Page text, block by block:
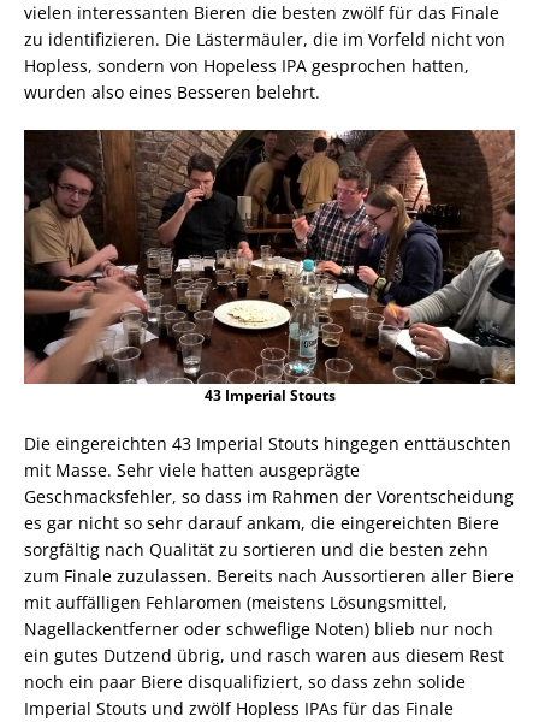
vielen interessanten Bieren die besten zwölf für das Finale
zu identifizieren. Die Lästermäuler, die im Vorfeld nicht von
Hopless, sondern von Hopeless IPA gesprochen hatten,
wurden also eines Besseren belehrt.
43 Imperial Stouts
Die eingereichten 43 Imperial Stouts hingegen enttäuschten
mit Masse. Sehr viele hatten ausgeprägte
Geschmacksfehler, so dass im Rahmen der Vorentscheidung
es gar nicht so sehr darauf ankam, die eingereichten Biere
sorgfältig nach Qualität zu sortieren und die besten zehn
zum Finale zuzulassen. Bereits nach Aussortieren aller Biere
mit auffälligen Fehlaromen (meistens Lösungsmittel,
Nagellackentferner oder schweflige Noten) blieb nur noch
ein gutes Dutzend übrig, und rasch waren aus diesem Rest
noch ein paar Biere disqualifiziert, so dass zehn solide
Imperial Stouts und zwölf Hopless IPAs für das Finale